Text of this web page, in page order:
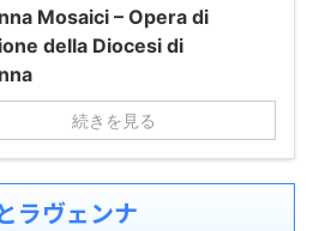
Mosaici – Opera di
della Diocesi di
続きを見る
ラヴェンナ